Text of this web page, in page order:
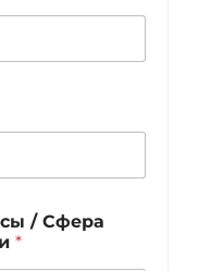
/ Сфера
*